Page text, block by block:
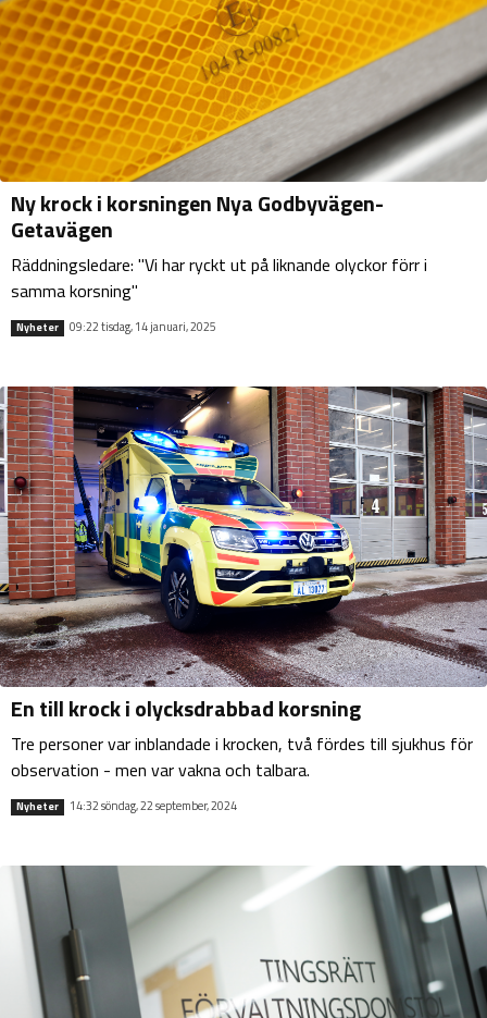
Ny krock i korsningen Nya Godbyvägen-
Getavägen
Räddningsledare: "Vi har ryckt ut på liknande olyckor förr i
samma korsning"
Nyheter 09:22 tisdag, 14 januari, 2025
En till krock i olycksdrabbad korsning
Tre personer var inblandade i krocken, två fördes till sjukhus för
observation - men var vakna och talbara.
Nyheter 14:32 söndag, 22 september, 2024